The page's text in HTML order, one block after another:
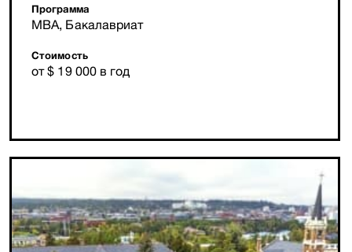
Программа
MBA, Бакалавриат
Стоимость
от $ 19 000 в год